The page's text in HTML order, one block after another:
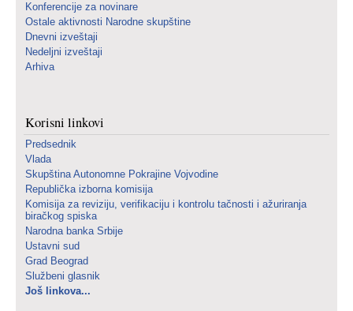
Konferencije za novinare
Ostale aktivnosti Narodne skupštine
Dnevni izveštaji
Nedeljni izveštaji
Arhiva
Korisni linkovi
Predsednik
Vlada
Skupština Autonomne Pokrajine Vojvodine
Republička izborna komisija
Komisija za reviziju, verifikaciju i kontrolu tačnosti i ažuriranja
biračkog spiska
Narodna banka Srbije
Ustavni sud
Grad Beograd
Službeni glasnik
Još linkova...